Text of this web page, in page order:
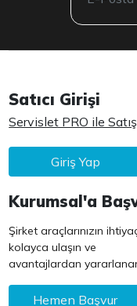
Satıcı Girişi
Servislet PRO ile
Giriş Yap
Kurumsal'a
Şirket araçlarınızın
kolayca ulaşın ve
avantajlardan
Hemen Başvur